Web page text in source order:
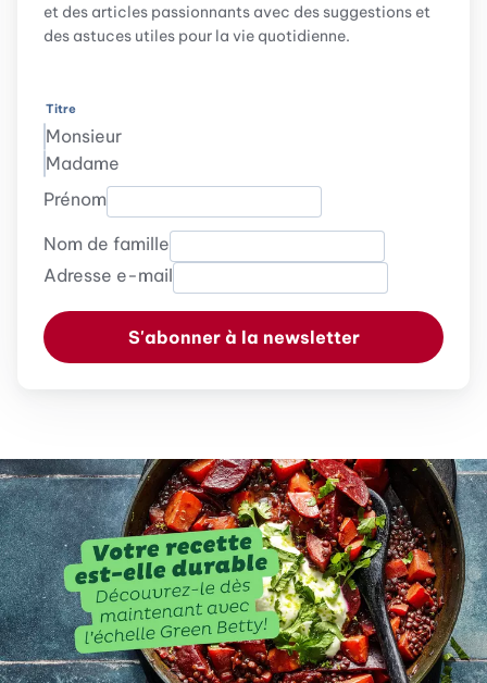
et des articles passionnants avec des suggestions et
des astuces utiles pour la vie quotidienne.
Titre
Monsieur
Madame
Prénom
Nom de famille
Adresse e-mail
S'abonner à la newsletter